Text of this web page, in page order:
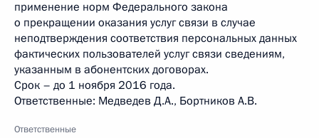
применение норм Федерального закона
о прекращении оказания услуг связи в случае
неподтверждения соответствия персональных данных
фактических пользователей услуг связи сведениям,
указанным в абонентских договорах.
Срок – до 1 ноября 2016 года.
Ответственные: Медведев Д.А., Бортников А.В.
Ответственные